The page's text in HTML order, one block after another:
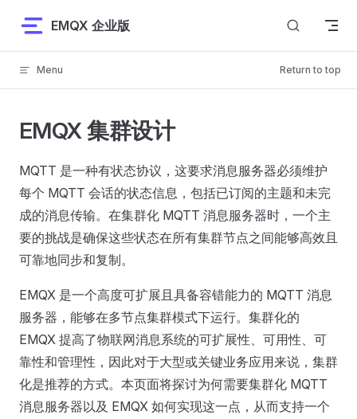
Skip to content
EMQX 企业版
Menu Return to top
EMQX 集群设计
MQTT 是一种有状态协议，这要求消息服务器必须维护
每个 MQTT 会话的状态信息，包括已订阅的主题和未完
成的消息传输。在集群化 MQTT 消息服务器时，一个主
要的挑战是确保这些状态在所有集群节点之间能够高效且
可靠地同步和复制。
EMQX 是一个高度可扩展且具备容错能力的 MQTT 消息
服务器，能够在多节点集群模式下运行。集群化的
EMQX 提高了物联网消息系统的可扩展性、可用性、可
靠性和管理性，因此对于大型或关键业务应用来说，集群
化是推荐的方式。本页面将探讨为何需要集群化 MQTT
消息服务器以及 EMQX 如何实现这一点，从而支持一个